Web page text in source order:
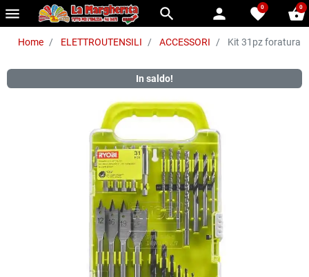
menu search person favorite
0 shopping_basket
0
Home ELETTROUTENSILI ACCESSORI Kit 31pz foratura
In saldo!